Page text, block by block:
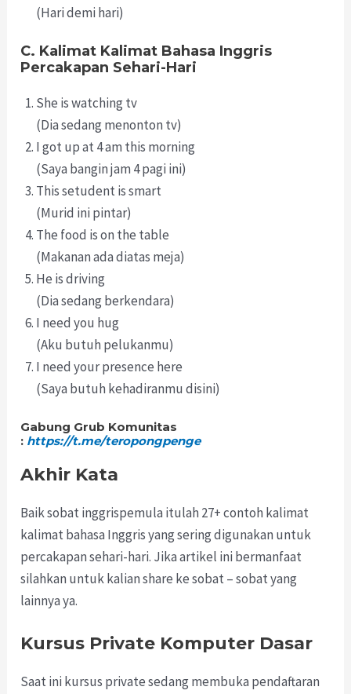
(Hari demi hari)
C. Kalimat Kalimat Bahasa Inggris
Percakapan Sehari-Hari
She is watching tv
(Dia sedang menonton tv)
I got up at 4 am this morning
(Saya bangin jam 4 pagi ini)
This setudent is smart
(Murid ini pintar)
The food is on the table
(Makanan ada diatas meja)
He is driving
(Dia sedang berkendara)
I need you hug
(Aku butuh pelukanmu)
I need your presence here
(Saya butuh kehadiranmu disini)
Gabung Grub Komunitas
: https://t.me/teropongpenge
Akhir Kata
Baik sobat inggrispemula itulah 27+ contoh kalimat
kalimat bahasa Inggris yang sering digunakan untuk
percakapan sehari-hari. Jika artikel ini bermanfaat
silahkan untuk kalian share ke sobat – sobat yang
lainnya ya.
Kursus Private Komputer Dasar
Saat ini kursus private sedang membuka pendaftaran